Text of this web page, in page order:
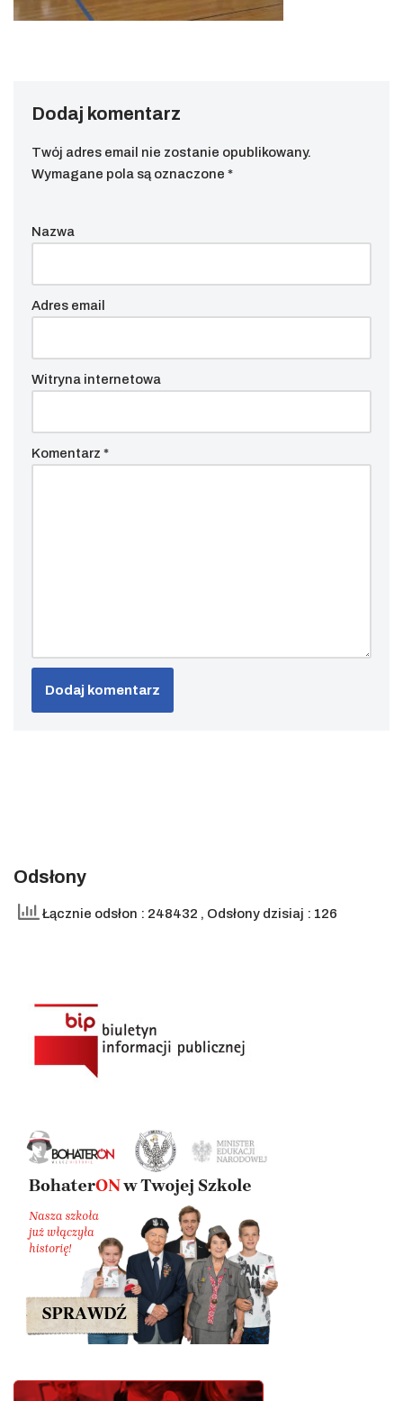
Dodaj komentarz
Twój adres email nie zostanie opublikowany.
Wymagane pola są oznaczone *
Nazwa
Adres email
Witryna internetowa
Komentarz *
Odsłony
Łącznie odsłon : 248432 , Odsłony dzisiaj : 126